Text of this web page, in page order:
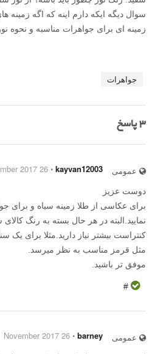
سوال دیگه ایکه دارم اینه که اگه زمینه
زمینه ای برای جواهرات مناسبه و نحوه
جواهرات
3پاسخ
عمومی kayvan12003
⋅
26 November 2017
دوست عزیز
برای عکاسی از طلا زمینه سیاه و برای
نمایید.البته در هر حال بسته به رنگ کالای
کنتراست بیشتر نیاز دارید.مثلا برای یک
مثل قرمز مناسب به نظر میرسد.
موفق تر باشید.
#
عمومی barney
⋅
26 November 2017